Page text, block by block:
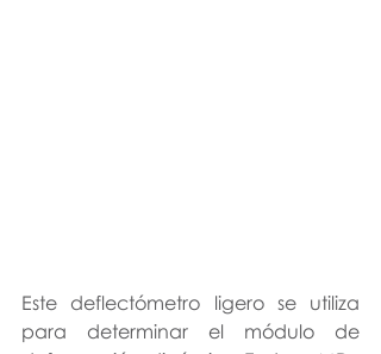
Este deflectómetro ligero se utiliza
para determinar el módulo de